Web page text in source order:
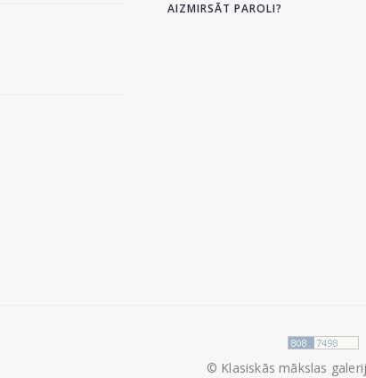
AIZMIRSĀT PAROLI?
© Klasiskās mākslas